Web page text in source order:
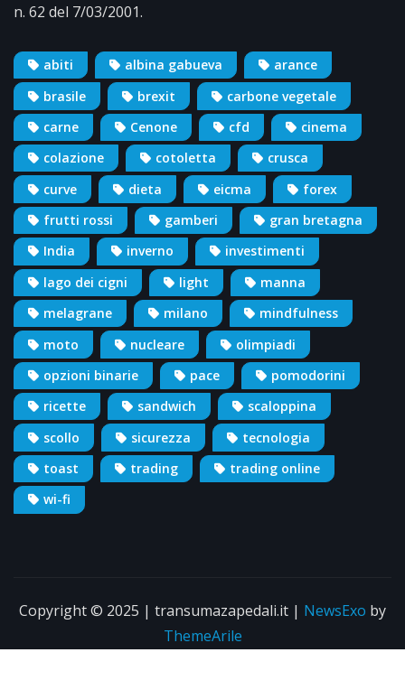
n. 62 del 7/03/2001.
abiti albina gabueva
arance
brasile
brexit
carbone vegetale
carne
Cenone cfd
cinema
colazione
cotoletta
crusca
curve
dieta eicma
forex
frutti rossi
gamberi
gran bretagna
India
inverno
investimenti
lago dei cigni
light
manna
melagrane
milano
mindfulness
moto
nucleare
olimpiadi
opzioni binarie
pace
pomodorini
ricette
sandwich
scaloppina
scollo
sicurezza
tecnologia
toast
trading
trading online
wi-fi
Copyright © 2025 | transumazapedali.it | NewsExo by
ThemeArile